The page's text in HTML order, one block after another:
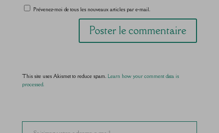
Prévenez-moi de tous les nouveaux articles par e-mail.
This site uses Akismet to reduce spam. Learn how your comment data is
processed.
Saisissez votre adresse e-mail…